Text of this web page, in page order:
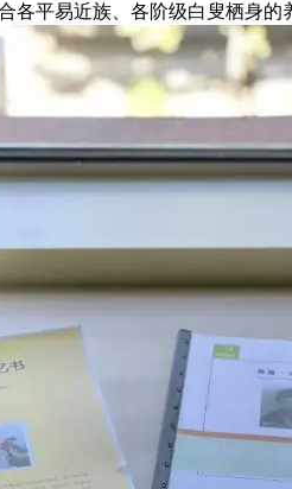
各平易近族、各阶级白叟栖身